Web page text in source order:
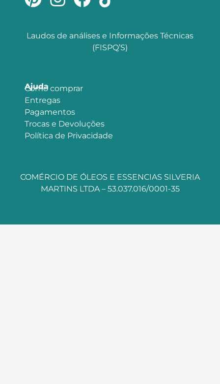
Laudos de análises e Informações Técnicas
(FISPQ’S)
Ajuda
Como comprar
Entregas
Pagamentos
Trocas e Devoluções
Política de Privacidade
COMÉRCIO DE ÓLEOS E ESSENCIAS SILVERIA
MARTINS LTDA – 53.037.016/0001-35